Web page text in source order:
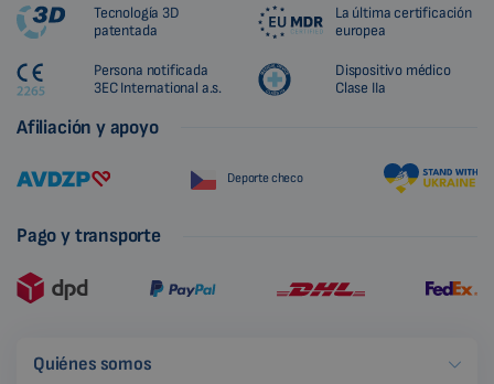
Tecnología 3D
patentada
La última certificación
europea
Persona notificada
3EC International a.s.
Dispositivo médico
Clase IIa
Afiliación y apoyo
Deporte checo
Pago y transporte
Quiénes somos